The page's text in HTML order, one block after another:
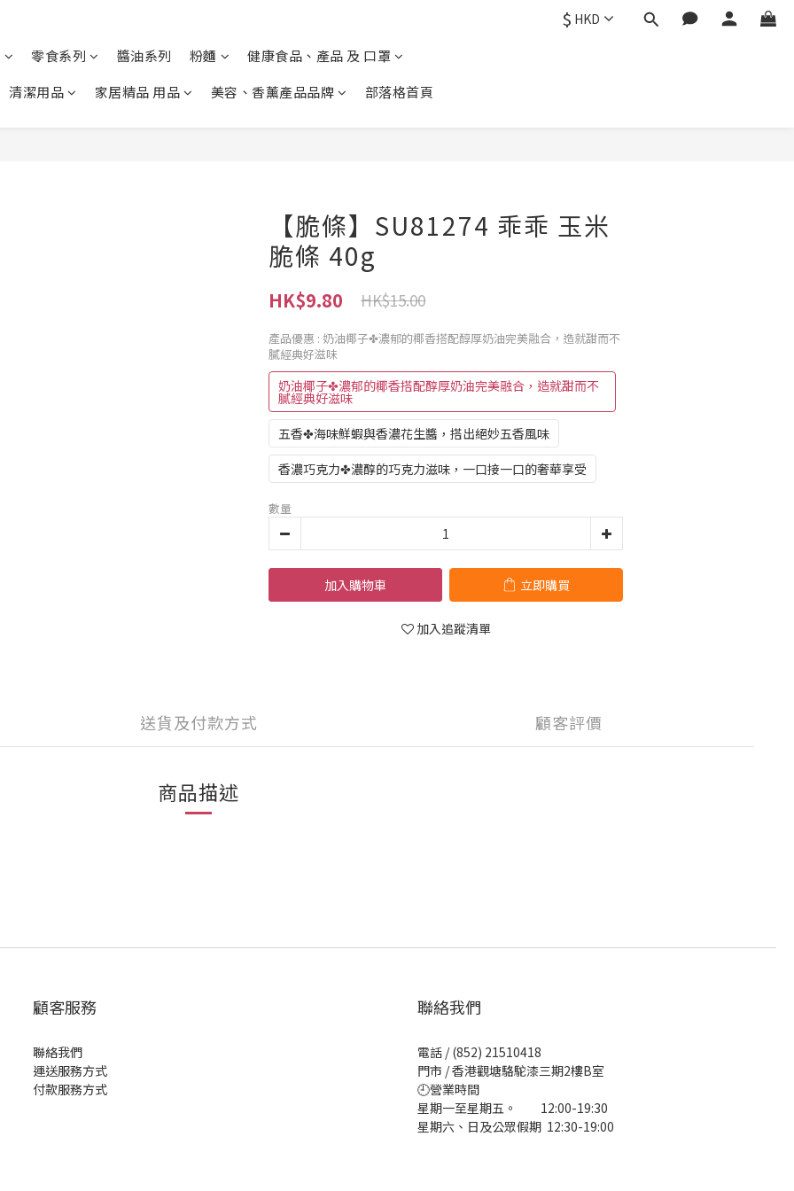
$ HKD
零食系列 醬油系列 粉麵
健康食品、產品 及 口罩
清潔用品
家居精品 用品 美容、香薰產品品牌 部落格首頁
【脆條】SU81274 乖乖 玉米
脆條 40g
HK$9.80 HK$15.00
產品優惠 : 奶油椰子✤濃郁的椰香搭配醇厚奶油完美融合，造就甜而不
膩經典好滋味
奶油椰子✤濃郁的椰香搭配醇厚奶油完美融合，造就甜而不
膩經典好滋味
五香✤海味鮮蝦與香濃花生醬，搭出絕妙五香風味
香濃巧克力✤濃醇的巧克力滋味，一口接一口的奢華享受
數量
加入購物車 立即購買
加入追蹤清單
送貨及付款方式 顧客評價
商品描述
顧客服務
聯絡我們
運送服務方式
付款服務方式
聯絡我們
電話 / (852) 21510418
門市 / 香港觀塘駱駝漆三期2樓B室
🕘營業時間
星期一至星期五。 12:00-19:30
星期六、日及公眾假期 12:30-19:00